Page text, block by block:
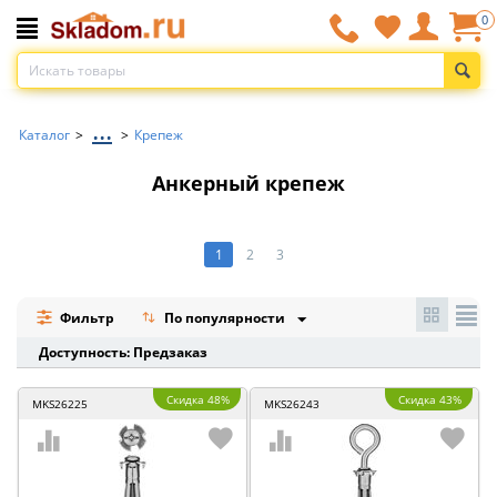
0
Каталог > ... > Крепеж
Анкерный крепеж
1 2 3
Фильтр
По популярности
Доступность: Предзаказ
MKS26225 Скидка 48% MKS26243 Скидка 43%